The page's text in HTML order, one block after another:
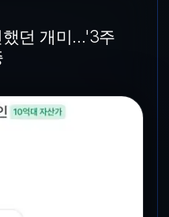
했던 개미…'3주